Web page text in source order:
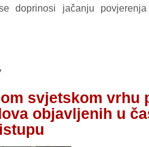
doprinosi jačanju
svjetskom vrhu
objavljenih u